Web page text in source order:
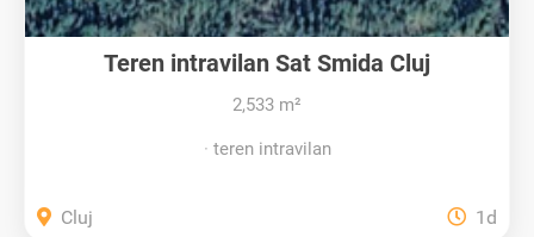
Teren intravilan Sat Smida Cluj
2,533 m²
teren intravilan
Cluj 1d